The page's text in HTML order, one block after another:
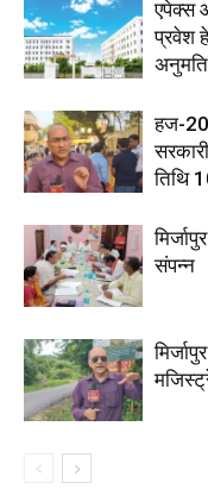
एपेक्स
प्रवेश
अनुमति
हज-
तिथि
संपन्न